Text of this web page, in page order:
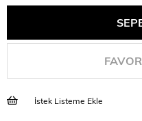
İstek Listeme Ekle